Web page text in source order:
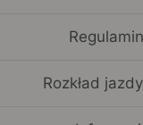
Rozkład